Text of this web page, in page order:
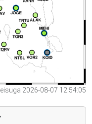
2026-08-07 12:54:05